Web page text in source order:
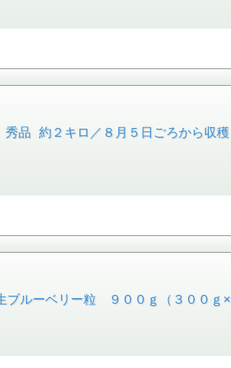
品 約２キロ／８月５日ごろから収穫
ブルーベリー粒 ９００ｇ（３００ｇ